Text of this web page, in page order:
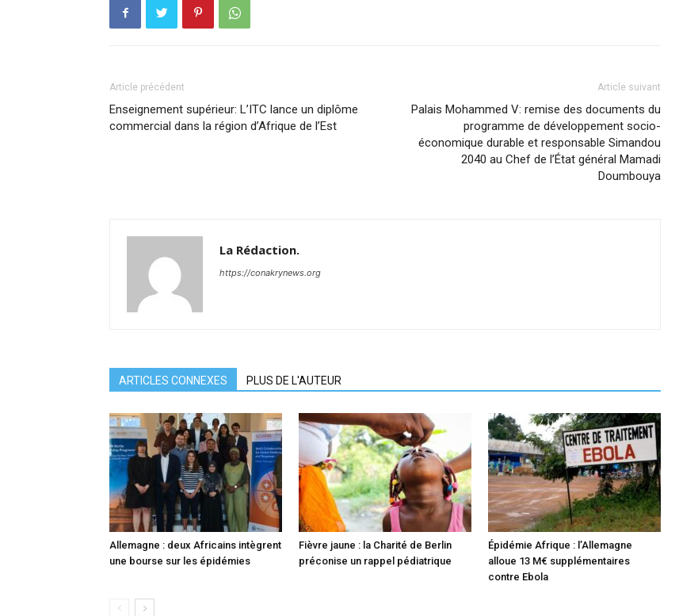
Article précédent
Enseignement supérieur: L’ITC lance un diplôme
commercial dans la région d’Afrique de l’Est
Article suivant
Palais Mohammed V: remise des documents du
programme de développement socio-
économique durable et responsable Simandou
2040 au Chef de l’État général Mamadi
Doumbouya
La Rédaction.
https://conakrynews.org
ARTICLES CONNEXES PLUS DE L'AUTEUR
Allemagne : deux Africains intègrent
une bourse sur les épidémies
Fièvre jaune : la Charité de Berlin
préconise un rappel pédiatrique
Épidémie Afrique : l’Allemagne
alloue 13 M€ supplémentaires
contre Ebola